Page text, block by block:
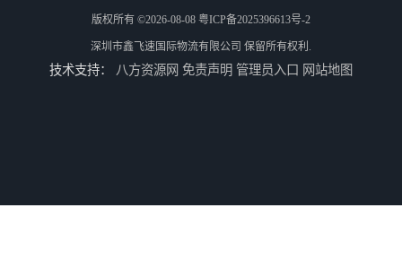
版权所有 ©2026-08-08 粤ICP备2025396613号-2
深圳市鑫飞速国际物流有限公司 保留所有权利.
技术支持： 八方资源网 免责声明 管理员入口 网站地图